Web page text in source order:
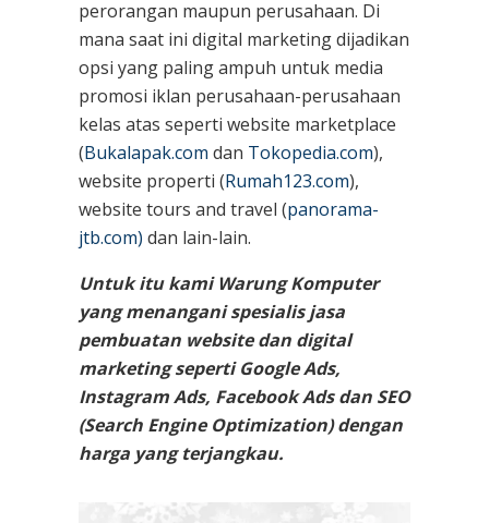
perorangan maupun perusahaan. Di
mana saat ini digital marketing dijadikan
opsi yang paling ampuh untuk media
promosi iklan perusahaan-perusahaan
kelas atas seperti website marketplace
(Bukalapak.com dan Tokopedia.com),
website properti (Rumah123.com),
website tours and travel (panorama-
jtb.com) dan lain-lain.
Untuk itu kami Warung Komputer
yang menangani spesialis jasa
pembuatan website dan digital
marketing seperti Google Ads,
Instagram Ads, Facebook Ads dan SEO
(Search Engine Optimization) dengan
harga yang terjangkau.